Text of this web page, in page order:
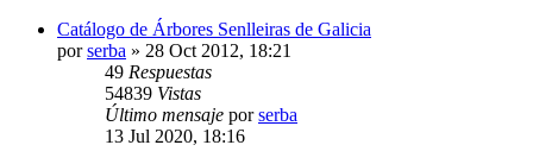
Catálogo de Árbores Senlleiras de Galicia
porserba » 28 Oct 2012, 18:21
49 Respuestas
54839 Vistas
Último mensaje porserba
13 Jul 2020, 18:16